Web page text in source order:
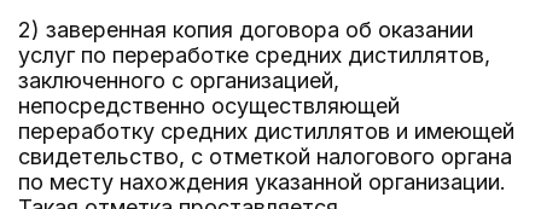
2) заверенная копия договора об оказании
услуг по переработке средних дистиллятов,
заключенного с организацией,
непосредственно осуществляющей
переработку средних дистиллятов и имеющей
свидетельство, с отметкой налогового органа
по месту нахождения указанной организации.